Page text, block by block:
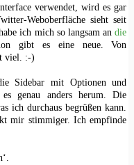
verwendet, wird es gar
Weboberfläche sieht seit
ich mich so langsam andie
gibt es eine neue. Von
viel. :-)
Sidebar mit Optionen und
genau anders herum. Die
ich durchaus begrüßen kann.
mir stimmiger. Ich empfinde